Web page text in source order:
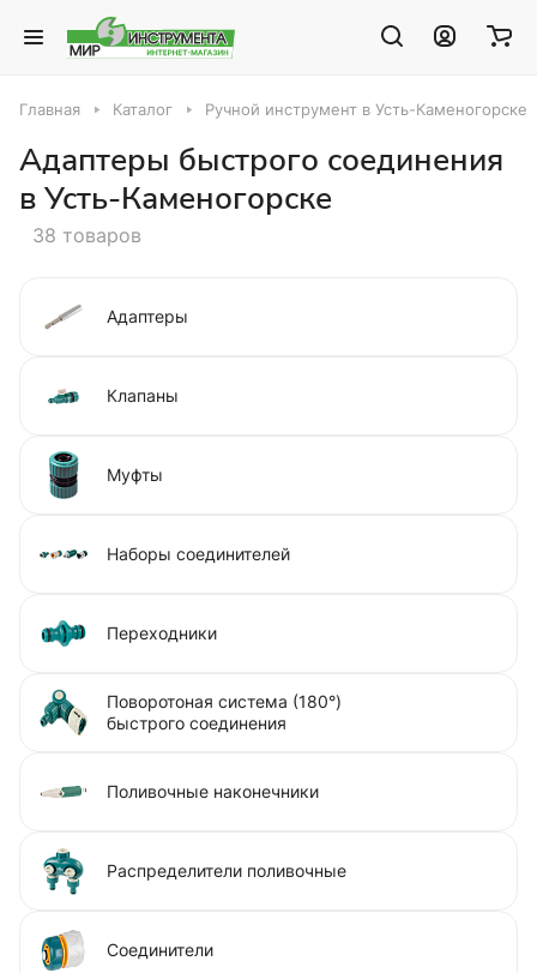
Главная Каталог Ручной инструмент в Усть-Каменогорске
Адаптеры быстрого соединения
в Усть-Каменогорске
38 товаров
Адаптеры
Клапаны
Муфты
Наборы соединителей
Переходники
Поворотоная система (180°)
быстрого соединения
Поливочные наконечники
Распределители поливочные
Соединители